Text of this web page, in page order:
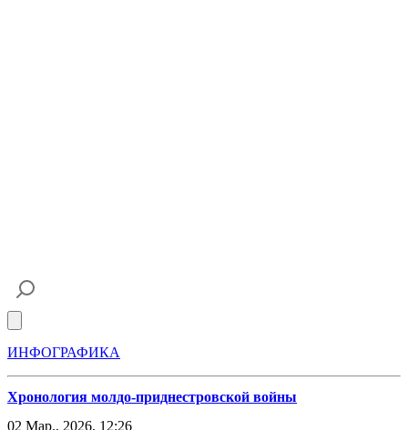
ИНФОГРАФИКА
Хронология молдо-приднестровской войны
02 Мар., 2026, 12:26